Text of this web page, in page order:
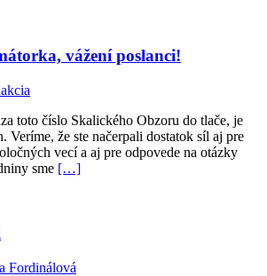
vážení poslanci!
toto číslo Skalického Obzoru do tlače, je
Veríme, že ste načerpali dostatok síl aj pre
vecí a aj pre odpovede na otázky
sme […]
Fordinálová